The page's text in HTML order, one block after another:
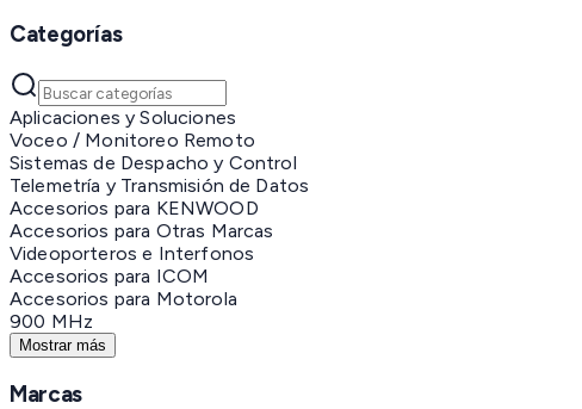
Categorías
Aplicaciones y Soluciones
Voceo / Monitoreo Remoto
Sistemas de Despacho y Control
Telemetría y Transmisión de Datos
Accesorios para KENWOOD
Accesorios para Otras Marcas
Videoporteros e Interfonos
Accesorios para ICOM
Accesorios para Motorola
900 MHz
Mostrar más
Marcas